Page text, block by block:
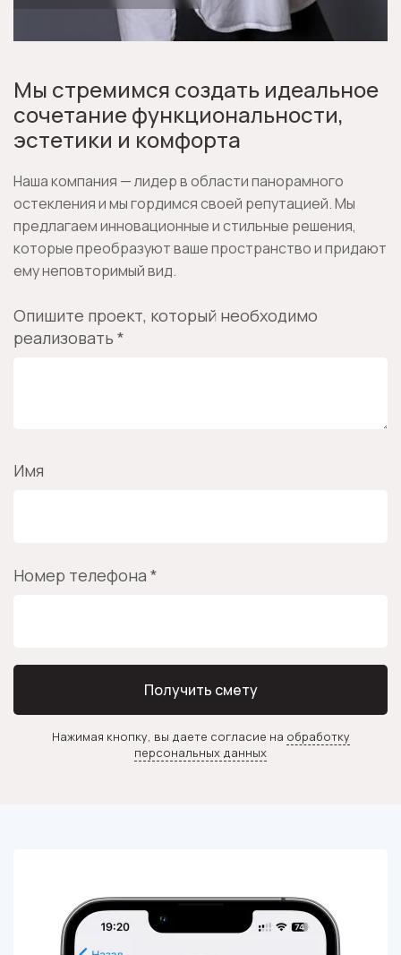
Мы стремимся создать идеальное
сочетание функциональности,
эстетики и комфорта
Наша компания — лидер в области панорамного
остекления и мы гордимся своей репутацией. Мы
предлагаем инновационные и стильные решения,
которые преобразуют ваше пространство и придают
ему неповторимый вид.
Опишите проект, который необходимо
реализовать *
Имя
Номер телефона *
Получить смету
Нажимая кнопку, вы даете согласие на обработку
персональных данных